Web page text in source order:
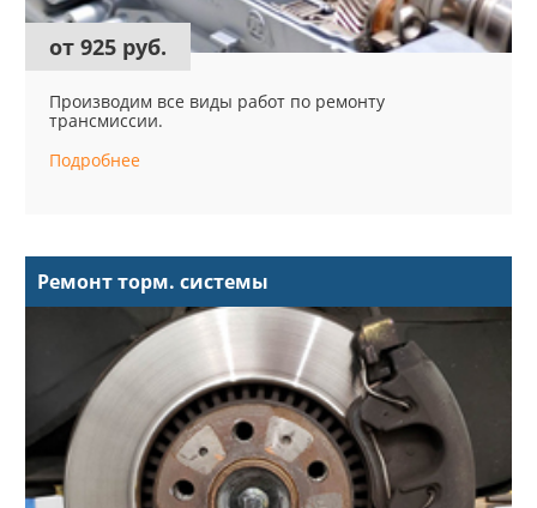
от 925 руб.
Производим все виды работ по ремонту
трансмиссии.
Подробнее
Ремонт торм. системы